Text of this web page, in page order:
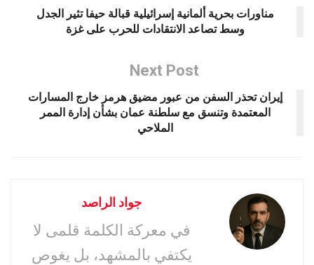
مناورات بحرية ألمانية إسرائيلية قبالة حيفا تثير الجدل
وسط تصاعد الانتقادات للحرب على غزة
Next Post
إيران تحذر السفن من عبور مضيق هرمز خارج المسارات
المعتمدة وتنسق مع سلطنة عمان بشأن إدارة الممر
الملاحي
جواد الراصد
في معركة الكلمة قلمى لا
يكتفي بالمشهد، بل يغوص